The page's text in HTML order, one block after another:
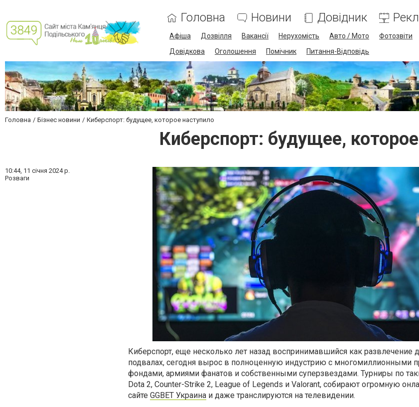
Головна Новини Довідник
Афіша Дозвілля Вакансії Нерухомість Авто / Мото Фотозвіти
Довідкова
Оголошення Помічник Питання-Відповідь
Головна Бізнес новини Киберспорт: будущее, которое наступило
Киберспорт: будущее,
10:44, 11 січня 2024 р.
Розваги
Киберспорт, еще несколько лет назад воспринимавшийся как развлечение
подвалах, сегодня вырос в полноценную индустрию с многомиллионными
фондами, армиями фанатов и собственными суперзвездами. Турниры по
Dota 2, Counter-Strike 2, League of Legends и Valorant, собирают огромную
сайте GGBET Украина и даже транслируются на телевидении.